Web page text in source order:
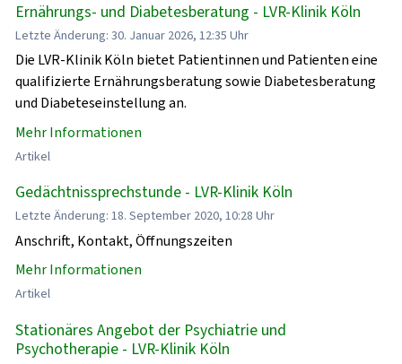
Ernährungs- und Diabetesberatung - LVR-Klinik Köln
Letzte Änderung: 30. Januar 2026, 12:35 Uhr
Die LVR-Klinik Köln bietet Patientinnen und Patienten eine
qualifizierte Ernährungsberatung sowie Diabetesberatung
und Diabeteseinstellung an.
Mehr Informationen
Artikel
Gedächtnissprechstunde - LVR-Klinik Köln
Letzte Änderung: 18. September 2020, 10:28 Uhr
Anschrift, Kontakt, Öffnungszeiten
Mehr Informationen
Artikel
Stationäres Angebot der Psychiatrie und
Psychotherapie - LVR-Klinik Köln